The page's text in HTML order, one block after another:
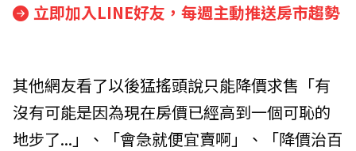
立即加入LINE好友，每週主動推送房市趨勢
其他網友看了以後猛搖頭說只能降價求售「有
沒有可能是因為現在房價已經高到一個可恥的
地步了...」、「會急就便宜賣啊」、「降價治百